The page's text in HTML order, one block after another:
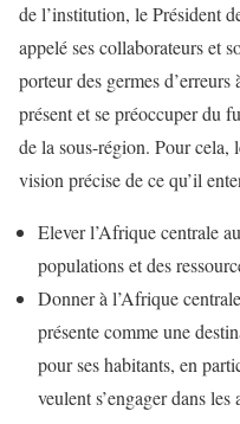
de l’institution, le Président
appelé ses collaborateurs et
porteur des germes
présent et se préoccuper du
de la sous-région. Pour cela,
vision précise de ce qu’il
Elever l’Afrique centrale
populations et des
Donner à l’Afrique
présente comme une
pour ses habitants, en
veulent s’engager dans les